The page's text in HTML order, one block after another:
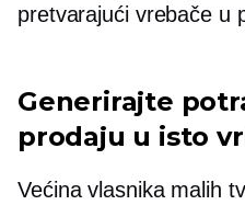
pretvarajući vrebače u
Generirajte
prodaju u isto
Većina vlasnika malih